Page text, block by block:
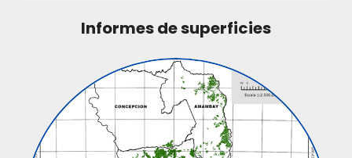
Informes de superficies